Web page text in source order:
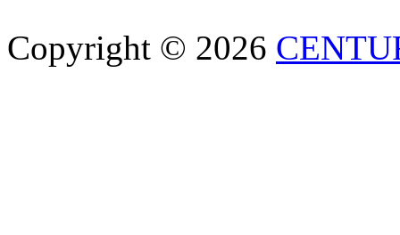
Copyright © 2026